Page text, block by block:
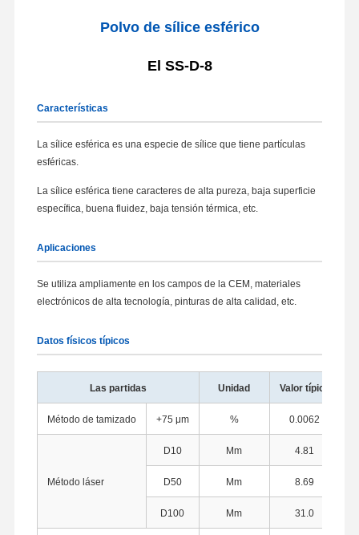
Polvo de sílice esférico
El SS-D-8
Características
La sílice esférica es una especie de sílice que tiene partículas
esféricas.
La sílice esférica tiene caracteres de alta pureza, baja superficie
específica, buena fluidez, baja tensión térmica, etc.
Aplicaciones
Se utiliza ampliamente en los campos de la CEM, materiales
electrónicos de alta tecnología, pinturas de alta calidad, etc.
Datos físicos típicos
Las partidas Unidad Valor típico
Método de tamizado +75 μm % 0.0062
Método láser
D10 Mm 4.81
D50 Mm 8.69
D100 Mm 31.0